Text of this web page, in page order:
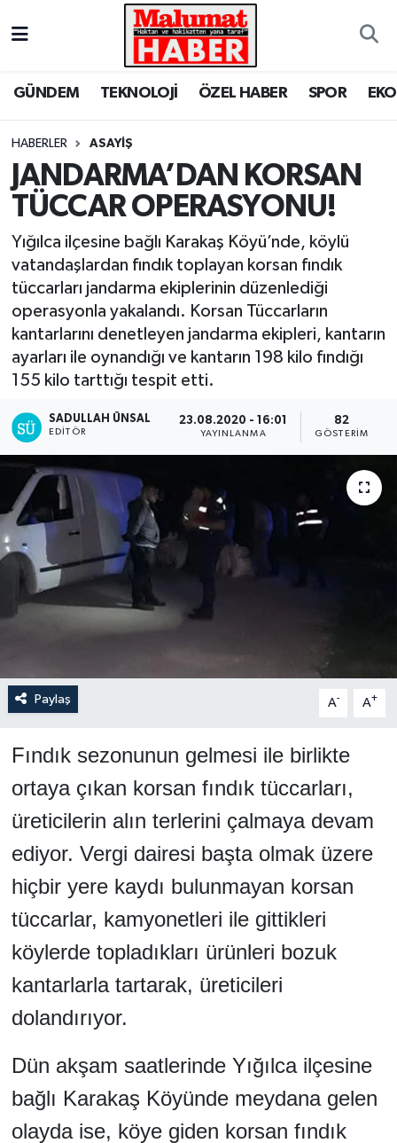
GÜNDEM TEKNOLOJİ ÖZEL HABER SPOR
HABERLER ASAYİŞ
JANDARMA’DAN KORSAN
TÜCCAR OPERASYONU!
Yığılca ilçesine bağlı Karakaş Köyü’nde, köylü
vatandaşlardan fındık toplayan korsan fındık
tüccarları jandarma ekiplerinin düzenlediği
operasyonla yakalandı. Korsan Tüccarların
kantarlarını denetleyen jandarma ekipleri, kantarın
ayarları ile oynandığı ve kantarın 198 kilo fındığı
155 kilo tarttığı tespit etti.
SADULLAH ÜNSAL
EDITÖR
23.08.2020 - 16:01
YAYINLANMA
82
GÖSTERIM
Paylaş A- A+
Fındık sezonunun gelmesi ile birlikte
ortaya çıkan korsan fındık tüccarları,
üreticilerin alın terlerini çalmaya devam
ediyor. Vergi dairesi başta olmak üzere
hiçbir yere kaydı bulunmayan korsan
tüccarlar, kamyonetleri ile gittikleri
köylerde topladıkları ürünleri bozuk
kantarlarla tartarak, üreticileri
dolandırıyor.
Dün akşam saatlerinde Yığılca ilçesine
bağlı Karakaş Köyünde meydana gelen
olayda ise, köye giden korsan fındık
Nöbetçi Eczaneler
Süper Lig Puan Durumu ve Fikstür
Tüm Manşetler
Son Dakika Haberleri
Haber Arşivi